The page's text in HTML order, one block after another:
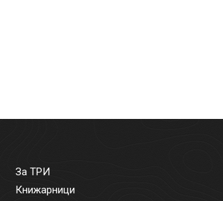
За ТРИ
Книжарници